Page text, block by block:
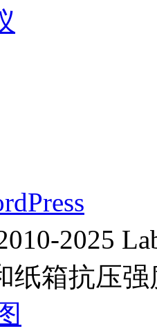
2025
纸箱抗压